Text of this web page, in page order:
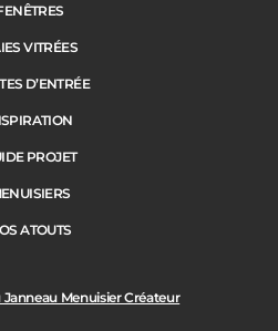
Janneau Menuisier Créateur
VITRÉES
D’ENTRÉE
PROJET
ATOUTS